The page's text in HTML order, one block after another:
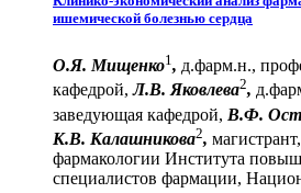
ишемической болезнью сердца
О.Я. Мищенко1 , д.фарм.н.,
кафедрой,Л.В. Яковлева2,
заведующая кафедрой, В.Ф.
К.В. Калашникова2, магистрант,
фармакологии Института
специалистов фармации,